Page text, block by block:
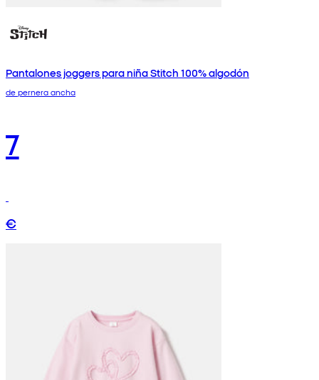
Pantalones joggers para niña Stitch 100% algodón
de pernera ancha
7
€